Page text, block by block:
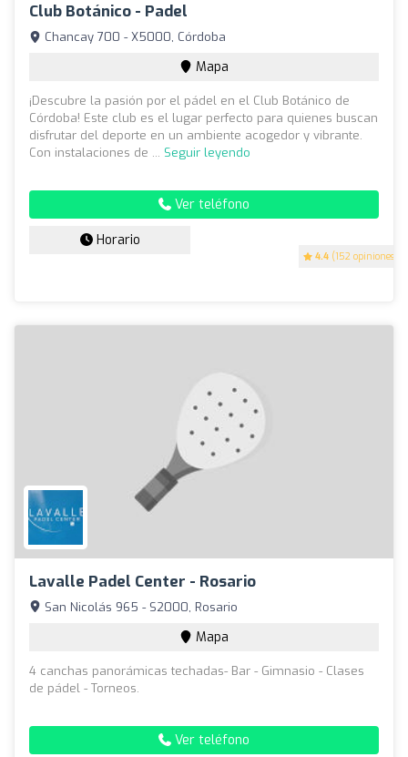
Club Botánico - Padel
4.4 (152 opiniones)
Chancay 700 - X5000, Córdoba
Mapa
¡Descubre la pasión por el pádel en el Club Botánico de
Córdoba! Este club es el lugar perfecto para quienes buscan
disfrutar del deporte en un ambiente acogedor y vibrante.
Con instalaciones de ... Seguir leyendo
Ver teléfono
Horario
Lavalle Padel Center - Rosario
San Nicolás 965 - S2000, Rosario
Mapa
4 canchas panorámicas techadas- Bar - Gimnasio - Clases
de pádel - Torneos.
Ver teléfono